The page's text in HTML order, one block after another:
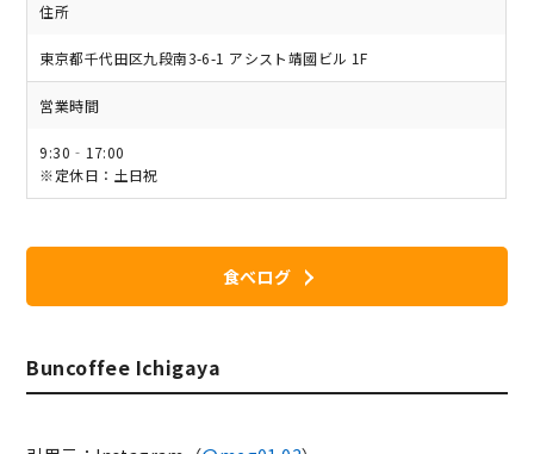
住所
東京都千代田区九段南3-6-1 アシスト靖國ビル 1F
営業時間
9:30‐17:00
※定休日：土日祝
食べログ
Buncoffee Ichigaya